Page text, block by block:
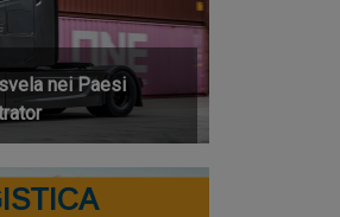
nei Paesi